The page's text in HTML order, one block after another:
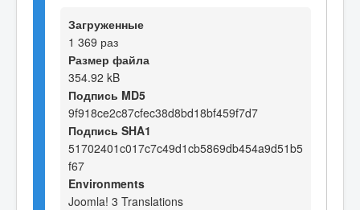
Загруженные
1 369 раз
Размер файла
354.92 kB
Подпись MD5
9f918ce2c87cfec38d8bd18bf459f7d7
Подпись SHA1
51702401c017c7c49d1cb5869db454a9d51b5
f67
Environments
Joomla! 3 Translations